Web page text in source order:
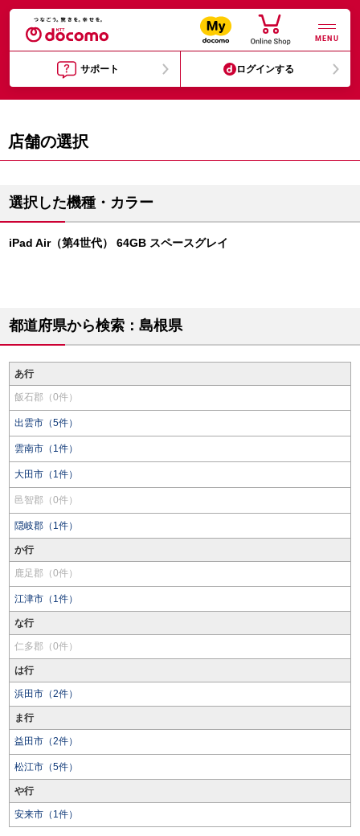
MENU
サポート ログインする
店舗の選択
選択した機種・カラー
iPad Air（第4世代） 64GB スペースグレイ
都道府県から検索：島根県
あ行
飯石郡（0件）
出雲市（5件）
雲南市（1件）
大田市（1件）
邑智郡（0件）
隠岐郡（1件）
か行
鹿足郡（0件）
江津市（1件）
な行
仁多郡（0件）
は行
浜田市（2件）
ま行
益田市（2件）
松江市（5件）
や行
安来市（1件）